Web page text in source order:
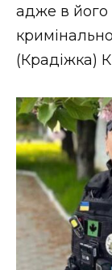
адже в його
(Крадіжка)